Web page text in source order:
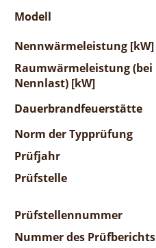
Modell
Nennwärmeleistung [kW]
Raumwärmeleistung (bei
Nennlast) [kW]
Dauerbrandfeuerstätte
Norm der Typprüfung
Prüfjahr
Prüfstelle
Prüfstellennummer
Nummer des Prüfberichts